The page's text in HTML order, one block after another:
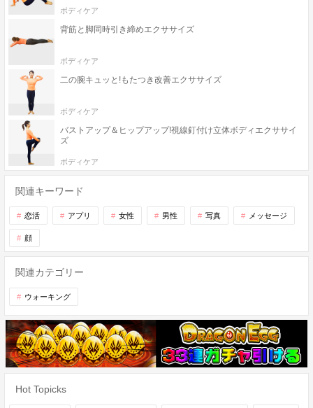
ボディケア
背筋と脚同時引き締めエクササイズ
ボディケア
二の腕キュッと!もたつき改善エクササイズ
ボディケア
バストアップ＆ヒップアップ!視線釘付け立体ボディエクササイ
ズ
ボディケア
関連キーワード
恋活 アプリ 女性 男性 写真 メッセージ
顔
関連カテゴリー
ウォーキング
Hot Topicks